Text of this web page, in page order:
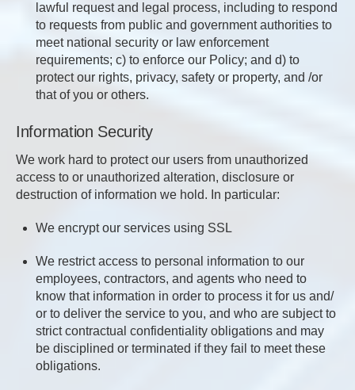
lawful request and legal process, including to respond
to requests from public and government authorities to
meet national security or law enforcement
requirements; c) to enforce our Policy; and d) to
protect our rights, privacy, safety or property, and /or
that of you or others.
Information Security
We work hard to protect our users from unauthorized
access to or unauthorized alteration, disclosure or
destruction of information we hold. In particular:
We encrypt our services using SSL
We restrict access to personal information to our
employees, contractors, and agents who need to
know that information in order to process it for us and/
or to deliver the service to you, and who are subject to
strict contractual confidentiality obligations and may
be disciplined or terminated if they fail to meet these
obligations.